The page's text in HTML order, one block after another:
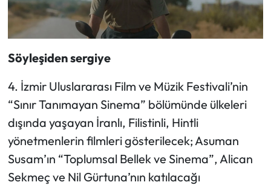
Söyleşiden sergiye
4. İzmir Uluslararası Film ve Müzik Festivali’nin
“Sınır Tanımayan Sinema” bölümünde ülkeleri
dışında yaşayan İranlı, Filistinli, Hintli
yönetmenlerin filmleri gösterilecek; Asuman
Susam’ın “Toplumsal Bellek ve Sinema”, Alican
Sekmeç ve Nil Gürtuna’nın katılacağı